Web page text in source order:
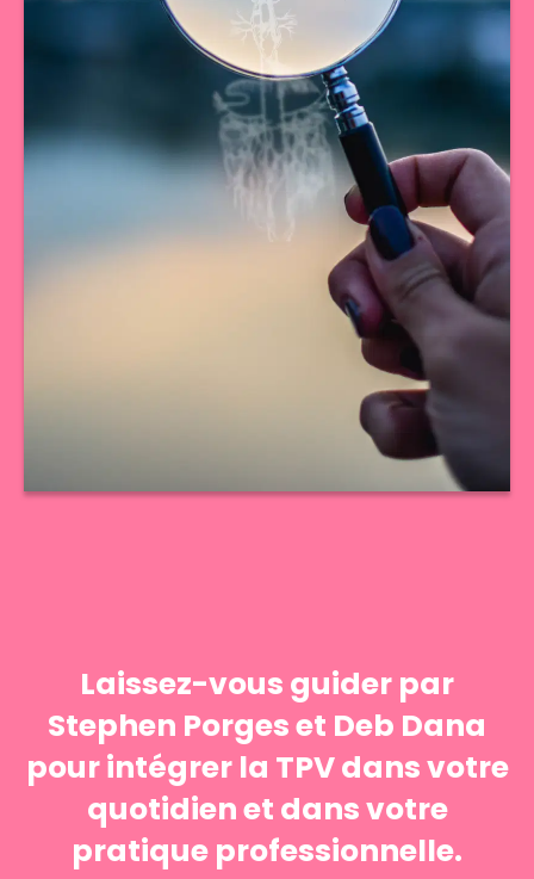
Laissez-vous guider par
Stephen Porges et Deb Dana
pour intégrer la TPV dans votre
quotidien et dans votre
pratique professionnelle.